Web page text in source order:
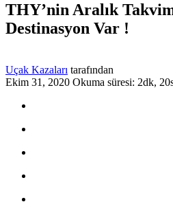
THY’nin Aralık
Destinasyon Var !
Uçak Kazaları tarafından
Ekim 31, 2020 Okuma süresi: 2dk,